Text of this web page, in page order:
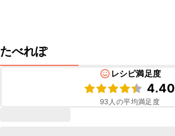
たべれぽ
レシピ満足度
4.40
93 人の平均満足度